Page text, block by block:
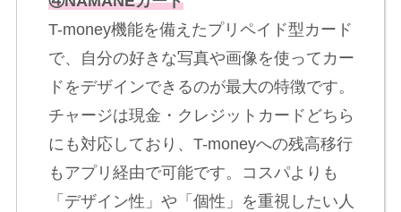
T-money機能を備えたプリペイド型カード
で、自分の好きな写真や画像を使ってカー
ドをデザインできるのが最大の特徴です。
チャージは現金・クレジットカードどちら
にも対応しており、T-moneyへの残高移行
もアプリ経由で可能です。コスパよりも
「デザイン性」や「個性」を重視したい人